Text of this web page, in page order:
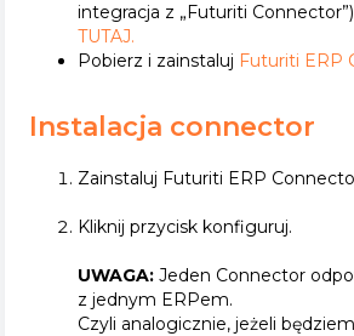
integracja z „Futuriti
TUTAJ.
Pobierz i zainstaluj Futuriti ERP
Instalacja connector
Zainstaluj Futuriti ERP
Kliknij przycisk konfiguruj.
UWAGA: Jeden Connector
z jednym ERPem.
Czyli analogicznie, jeżeli